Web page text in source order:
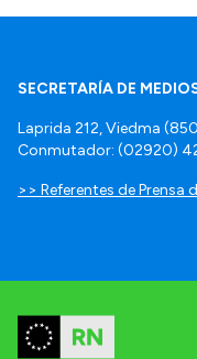
SECRETARÍA DE
Laprida 212, Viedma
Conmutador: (02920)
>> Referentes de